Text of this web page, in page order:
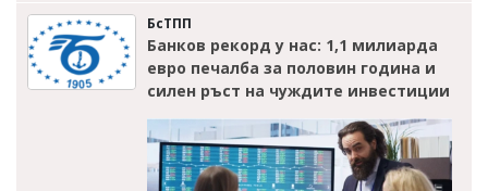
БсТПП
Банков рекорд у нас: 1,1 милиарда
евро печалба за половин година и
силен ръст на чуждите инвестиции